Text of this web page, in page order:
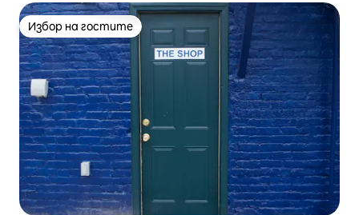
Избор на гостите
Избор на гостите